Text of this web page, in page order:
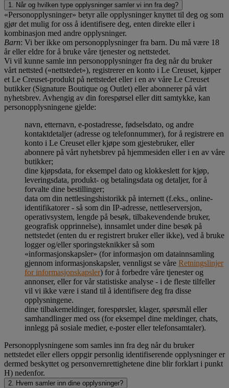
1. Når og hvilken type opplysninger samler vi inn fra deg?
«Personopplysninger» betyr alle opplysninger knyttet til deg og som
gjør det mulig for oss å identifisere deg, enten direkte eller i
kombinasjon med andre opplysninger.
Barn: Vi ber ikke om personopplysninger fra barn. Du må være 18
år eller eldre for å bruke våre tjenester og nettstedet.
Vi vil kunne samle inn personopplysninger fra deg når du bruker
vårt nettsted («nettstedet»), registrerer en konto i Le Creuset, kjøper
et Le Creuset-produkt på nettstedet eller i en av våre Le Creuset
butikker (Signature Boutique og Outlet) eller abonnerer på vårt
nyhetsbrev. Avhengig av din forespørsel eller ditt samtykke, kan
personopplysningene gjelde:
navn, etternavn, e-postadresse, fødselsdato, og andre
kontaktdetaljer (adresse og telefonnummer), for å registrere en
konto i Le Creuset eller kjøpe som gjestebruker, eller
abonnere på vårt nyhetsbrev på hjemmesiden eller i en av våre
butikker;
dine kjøpsdata, for eksempel dato og klokkeslett for kjøp,
leveringsdata, produkt- og betalingsdata og detaljer, for å
forvalte dine bestillinger;
data om din nettlesingshistorikk på internett (f.eks., online-
identifikatorer - så som din IP-adresse, nettleserversjon,
operativsystem, lengde på besøk, tilbakevendende bruker,
geografisk opprinnelse), innsamlet under dine besøk på
nettstedet (enten du er registrert bruker eller ikke), ved å bruke
logger og/eller sporingsteknikker så som
«informasjonskapsler» (for informasjon om datainnsamling
gjennom informasjonskapsler, vennligst se våre Retningslinjer
for informasjonskapsler) for å forbedre våre tjenester og
annonser, eller for vår statistiske analyse - i de fleste tilfeller
vil vi ikke være i stand til å identifisere deg fra disse
opplysningene.
dine tilbakemeldinger, forespørsler, klager, spørsmål eller
samhandlinger med oss (for eksempel dine meldinger, chats,
innlegg på sosiale medier, e-poster eller telefonsamtaler).
Personopplysningene som samles inn fra deg når du bruker
nettstedet eller ellers oppgir personlig identifiserende opplysninger er
dermed beskyttet og personvernrettighetene dine blir forklart i punkt
H) nedenfor.
2. Hvem samler inn dine opplysninger?